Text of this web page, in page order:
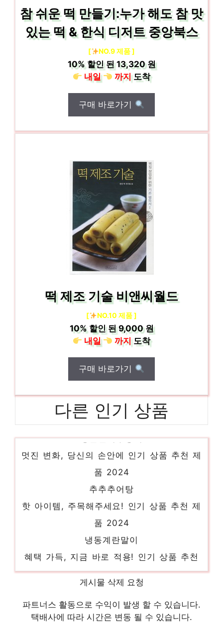
참 쉬운 떡 만들기:누가 해도 참 맛
있는 떡 & 한식 디저트 중앙북스
[ NO.9 제품 ]
10%할인 된13,320 원
내일
까지도착
구매 바로가기
떡 제조 기술 비앤씨월드
[ NO.10 제품 ]
10%할인 된9,000 원
내일
까지도착
구매 바로가기
다른 인기 상품
제주은희네해장국밀키트
진정한 퀄리티를 느껴보세요! 인기 상품 추천
제품 2024
게시물 삭제 요청
파트너스 활동으로 수익이 발생 할 수 있습니다.
택배사에 따라 시간은 변동 될 수 있습니다.